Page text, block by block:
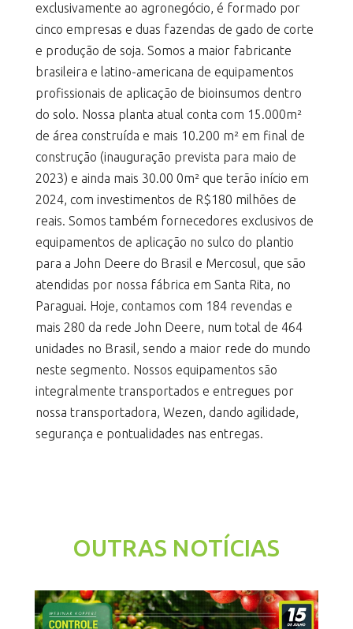
exclusivamente ao agronegócio, é formado por
cinco empresas e duas fazendas de gado de corte
e produção de soja. Somos a maior fabricante
brasileira e latino-americana de equipamentos
profissionais de aplicação de bioinsumos dentro
do solo. Nossa planta atual conta com 15.000m²
de área construída e mais 10.200 m² em final de
construção (inauguração prevista para maio de
2023) e ainda mais 30.00 0m² que terão início em
2024, com investimentos de R$180 milhões de
reais. Somos também fornecedores exclusivos de
equipamentos de aplicação no sulco do plantio
para a John Deere do Brasil e Mercosul, que são
atendidas por nossa fábrica em Santa Rita, no
Paraguai. Hoje, contamos com 184 revendas e
mais 280 da rede John Deere, num total de 464
unidades no Brasil, sendo a maior rede do mundo
neste segmento. Nossos equipamentos são
integralmente transportados e entregues por
nossa transportadora, Wezen, dando agilidade,
segurança e pontualidades nas entregas.
OUTRAS NOTÍCIAS